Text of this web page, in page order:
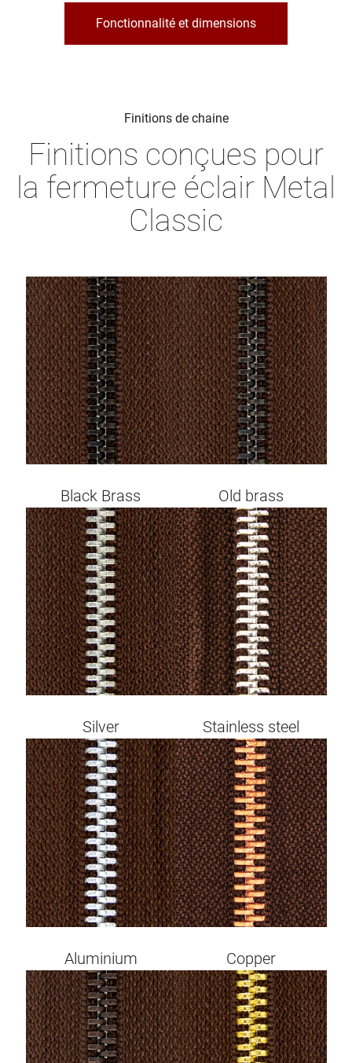
Fonctionnalité et dimensions
Finitions de chaine
Finitions conçues pour
la fermeture éclair Metal
Classic
Image
Black Brass
Image
Old brass
Image
Silver
Image
Stainless steel
Image
Aluminium
Image
Copper
Image Image